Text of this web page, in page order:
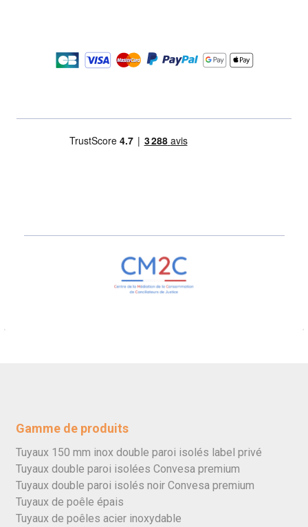
Gamme de produits
Tuyaux 150 mm inox double paroi isolés label privé
Tuyaux double paroi isolées Convesa premium
Tuyaux double paroi isolés noir Convesa premium
Tuyaux de poêle épais
Tuyaux de poêles acier inoxydable